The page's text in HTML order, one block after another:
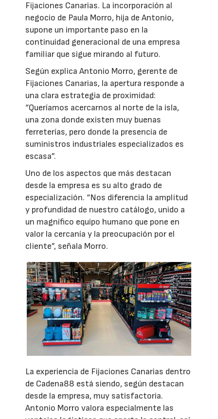
Fijaciones Canarias. La incorporación al
negocio de Paula Morro, hija de Antonio,
supone un importante paso en la
continuidad generacional de una empresa
familiar que sigue mirando al futuro.
Según explica Antonio Morro, gerente de
Fijaciones Canarias, la apertura responde a
una clara estrategia de proximidad:
“Queríamos acercarnos al norte de la isla,
una zona donde existen muy buenas
ferreterías, pero donde la presencia de
suministros industriales especializados es
escasa”.
Uno de los aspectos que más destacan
desde la empresa es su alto grado de
especialización. “Nos diferencia la amplitud
y profundidad de nuestro catálogo, unido a
un magnífico equipo humano que pone en
valor la cercanía y la preocupación por el
cliente”, señala Morro.
La experiencia de Fijaciones Canarias dentro
de Cadena88 está siendo, según destacan
desde la empresa, muy satisfactoria.
Antonio Morro valora especialmente las